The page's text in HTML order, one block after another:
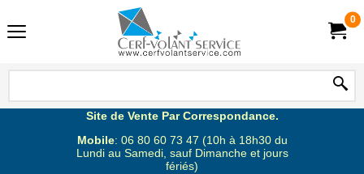
0
Site de Vente Par Correspondance.
Mobile: 06 80 60 73 47 (10h à 18h30 du
Lundi au Samedi, sauf Dimanche et jours
fériés)